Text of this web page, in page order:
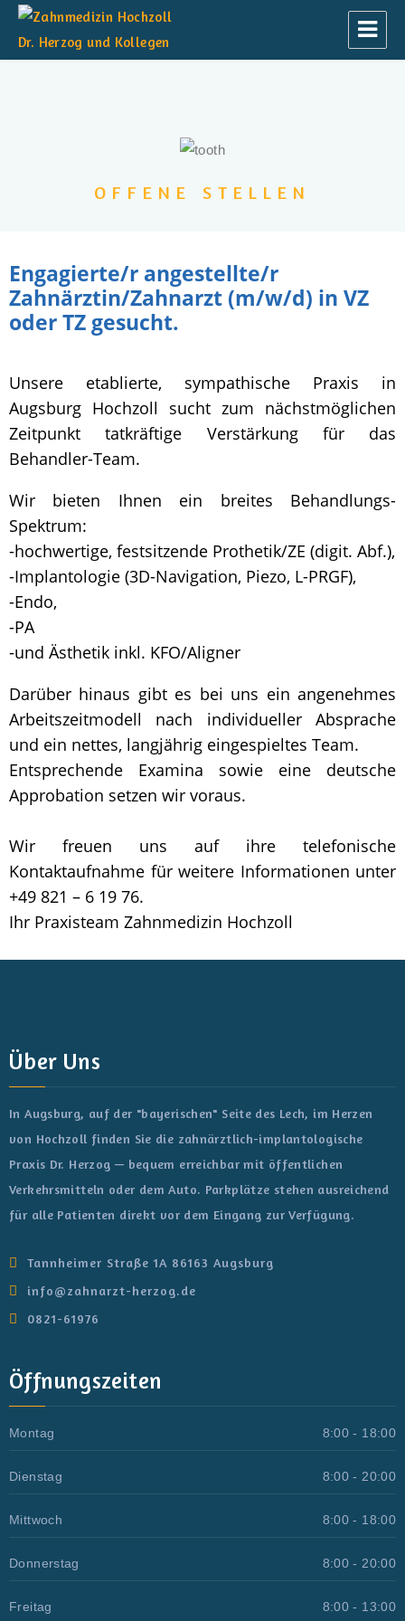
OFFENE STELLEN
Engagierte/r angestellte/r
Zahnärztin/Zahnarzt (m/w/d) in VZ
oder TZ gesucht.
Unsere etablierte, sympathische Praxis in
Augsburg Hochzoll sucht zum nächstmöglichen
Zeitpunkt tatkräftige Verstärkung für das
Behandler-Team.
Wir bieten Ihnen ein breites Behandlungs-
Spektrum:
-hochwertige, festsitzende Prothetik/ZE (digit. Abf.),
-Implantologie (3D-Navigation, Piezo, L-PRGF),
-Endo,
-PA
-und Ästhetik inkl. KFO/Aligner
Darüber hinaus gibt es bei uns ein angenehmes
Arbeitszeitmodell nach individueller Absprache
und ein nettes, langjährig eingespieltes Team.
Entsprechende Examina sowie eine deutsche
Approbation setzen wir voraus.
Wir freuen uns auf ihre telefonische
Kontaktaufnahme für weitere Informationen unter
+49 821 – 6 19 76.
Ihr Praxisteam Zahnmedizin Hochzoll
Über Uns
In Augsburg, auf der "bayerischen" Seite des Lech, im Herzen
von Hochzoll finden Sie die zahnärztlich-implantologische
Praxis Dr. Herzog — bequem erreichbar mit öffentlichen
Verkehrsmitteln oder dem Auto. Parkplätze stehen ausreichend
für alle Patienten direkt vor dem Eingang zur Verfügung.
Tannheimer Straße 1A 86163 Augsburg
info@zahnarzt-herzog.de
0821-61976
Öffnungszeiten
Montag 8:00 - 18:00
Dienstag 8:00 - 20:00
Mittwoch 8:00 - 18:00
Donnerstag 8:00 - 20:00
Freitag 8:00 - 13:00